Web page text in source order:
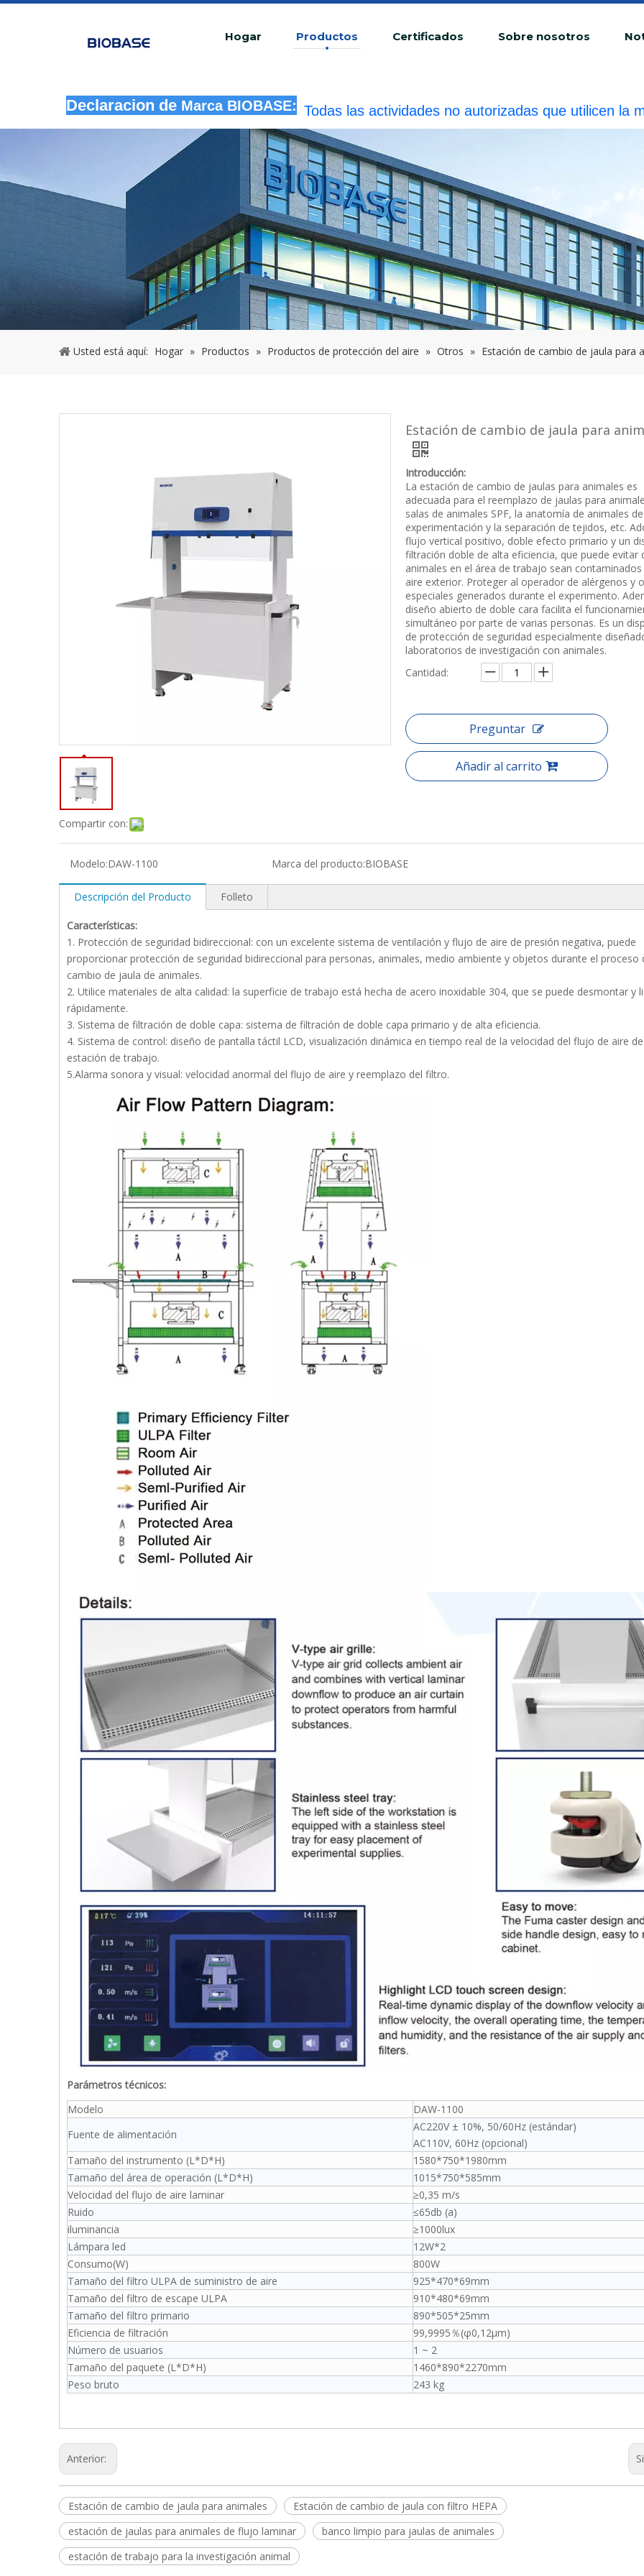
Hogar Productos Certificados Sobre nosotros
Declaracion de Marca BIOBASE:
infracción ilegal.BIOBASE investigará la
Usted está aquí: Hogar » Productos » Productos de protección del aire » Otros » Estación de cambio de jaula para
Compartir con:
Estación de cambio de jaula para
Introducción:
La estación de cambio de jaulas para animales es
adecuada para el reemplazo de jaulas para
salas de animales SPF, la anatomía de animales de
experimentación y la separación de tejidos, etc.
flujo vertical positivo, doble efecto primario y un
filtración doble de alta eficiencia, que puede evitar
animales en el área de trabajo sean
aire exterior. Proteger al operador de alérgenos y
especiales generados durante el experimento.
diseño abierto de doble cara facilita el
simultáneo por parte de varias personas. Es un
de protección de seguridad especialmente
laboratorios de investigación con animales.
Cantidad:
Preguntar
Añadir al carrito
Modelo:DAW-1100 Marca del producto:BIOBASE
Descripción del Producto Folleto
Características:
1. Protección de seguridad bidireccional: con un excelente sistema de ventilación y flujo de aire de presión negativa, puede
proporcionar protección de seguridad bidireccional para personas, animales, medio ambiente y objetos durante el proceso
cambio de jaula de animales.
2. Utilice materiales de alta calidad: la superficie de trabajo está hecha de acero inoxidable 304, que se puede desmontar y
rápidamente.
3. Sistema de filtración de doble capa: sistema de filtración de doble capa primario y de alta eficiencia.
4. Sistema de control: diseño de pantalla táctil LCD, visualización dinámica en tiempo real de la velocidad del flujo de aire
estación de trabajo.
5.Alarma sonora y visual: velocidad anormal del flujo de aire y reemplazo del filtro.
Parámetros técnicos:
Modelo
DAW-1100
Fuente de alimentación
AC220V ± 10%, 50/60Hz (estándar)
AC110V, 60Hz (opcional)
Tamaño del instrumento (L*D*H)
1580*750*1980mm
Tamaño del área de operación (L*D*H)
1015*750*585mm
Velocidad del flujo de aire laminar
≥0,35 m/s
Ruido
≤65db (a)
iluminancia
≥1000lux
Lámpara led
12W*2
Consumo(W)
800W
Tamaño del filtro ULPA de suministro de aire
925*470*69mm
Tamaño del filtro de escape ULPA
910*480*69mm
Tamaño del filtro primario
890*505*25mm
Eficiencia de filtración
99,9995％(φ0,12μm)
Número de usuarios
1 ~ 2
Tamaño del paquete (L*D*H)
1460*890*2270mm
Peso bruto
243 kg
Anterior:
Estación de cambio de jaula para animales
Estación de cambio de jaula con filtro HEPA
estación de jaulas para animales de flujo laminar
banco limpio para jaulas de animales
estación de trabajo para la investigación animal